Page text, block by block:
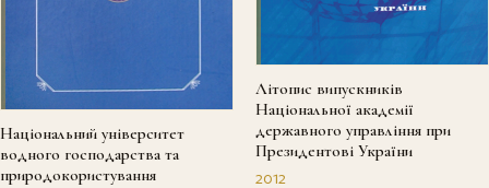
Національний університет
водного господарства та
природокористування
Літопис випускників
Національної академії
державного управління при
Президентові України
2012